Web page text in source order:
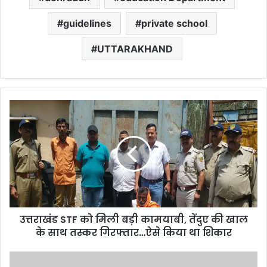
guidelines private school
UTTARAKHAND
उत्तराखंड
STF
मिली
बड़ी
कामयाबी,
तेंदुए
की
खाल
उत्तराखंड STF को मिली बड़ी कामयाबी, तेंदुए की खाल
के साथ तस्कर गिरफ्तार…ऐसे किया था शिकार